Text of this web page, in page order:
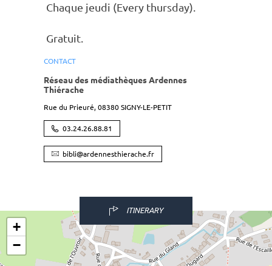
Chaque jeudi (Every thurs­day).
Gratuit.
CONTACT
Réseau des médiathèques Ardennes
Thiérache
Rue du Prieuré, 08380 SIGNY-LE-PETIT
03.24.26.88.81
bibli@ardennesthierache.fr
ITINERARY
+
−